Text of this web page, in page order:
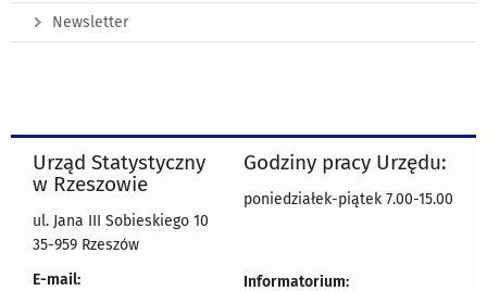
Newsletter
Urząd Statystyczny
w Rzeszowie
ul. Jana III Sobieskiego 10
35-959 Rzeszów
E-mail:
Godziny pracy Urzędu:
poniedziałek-piątek 7.00-15.00
Informatorium: